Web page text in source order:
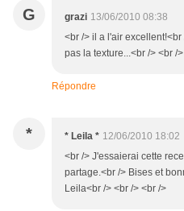
G grazi 13/06/2010 08:38
<br /> il a l'air
pas la texture...<br /> <br /
Répondre
* * Leila * 12/06/2010 18:02
<br /> J'essaierai cette
partage.<br /> Bises et
Leila<br /> <br /> <br />